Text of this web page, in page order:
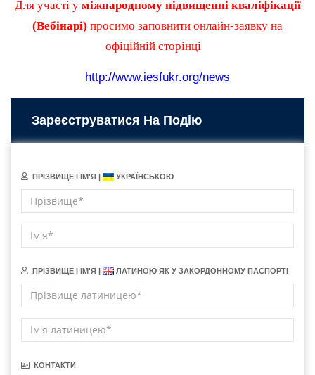
Для участі у міжнародному підвищенні кваліфікації
(Вебінарі) просимо заповнити онлайн-заявку на
офіційній сторінці
http://www.iesfukr.org/news
Зареєструватися На Подію
ПРІЗВИЩЕ І ІМ'Я | УКРАЇНСЬКОЮ
ПРІЗВИЩЕ І ІМ'Я | ЛАТИНОЮ ЯК У ЗАКОРДОННОМУ ПАСПОРТІ
КОНТАКТИ